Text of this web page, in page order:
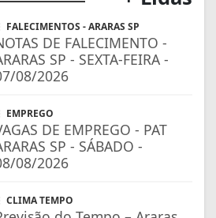
FALECIMENTOS - ARARAS SP
DE FALECIMENTO -
SP - SEXTA-FEIRA -
08/2026
EMPREGO
DE EMPREGO - PAT
SP - SÁBADO -
08/2026
CLIMA TEMPO